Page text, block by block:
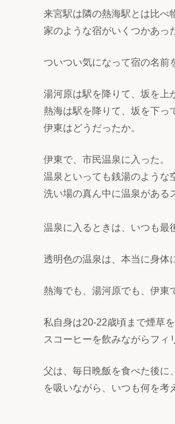
来宮駅は隣の熱海駅とは比べ
家のような宿がいくつかあっ
ついつい気になって宿の名前
湯河原は駅を降りて、坂を上
熱海は駅を降りて、坂を下っ
伊東はどうだったか。
伊東で、市民温泉に入った。
温泉といっても銭湯のような
洗い場の真ん中に温泉がある
温泉に入るときは、いつも最
透明色の温泉は、本当に身体
熱海でも、湯河原でも、伊東
私自身は20-22歳頃まで煙草
スコーヒーを飲みながらフィ
父は、毎日晩飯を食べた後に
を吸いながら、いつも何を考